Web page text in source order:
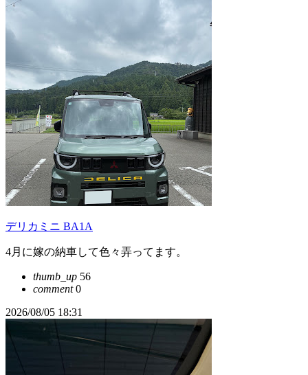
デリカミニ BA1A
4月に嫁の納車して色々弄ってます。
thumb_up 56
comment0
2026/08/05 18:31